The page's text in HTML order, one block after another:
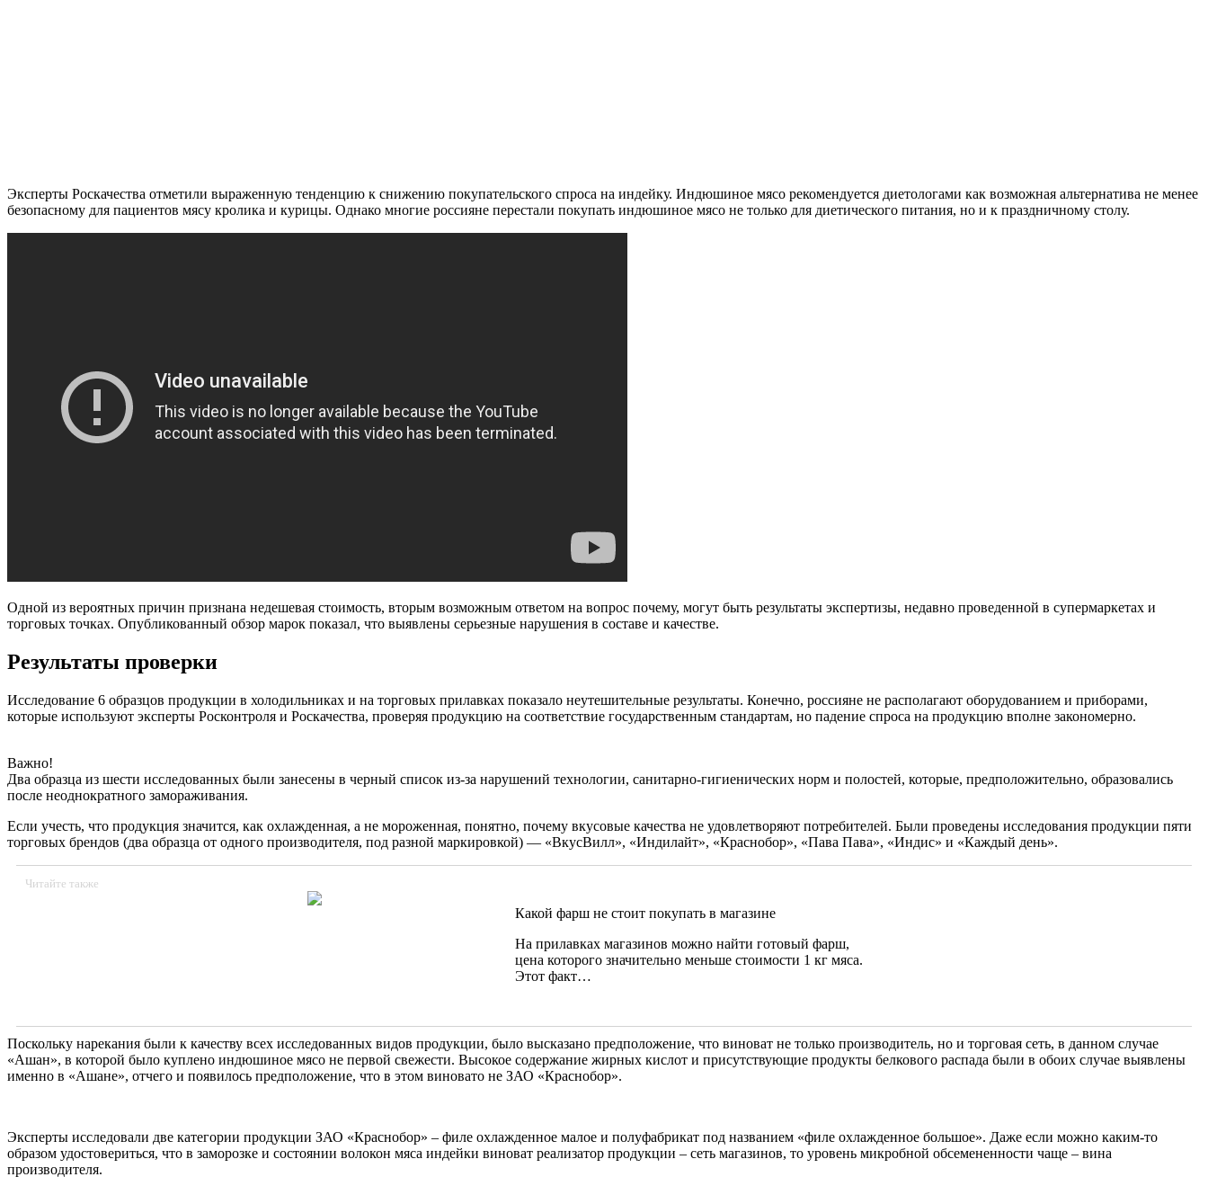
Эксперты Роскачества отметили выраженную тенденцию к снижению покупательского спроса на индейку. Индюшиное мясо рекомендуется диетологами как возможная альтернатива не менее
безопасному для пациентов мясу кролика и курицы. Однако многие россияне перестали покупать индюшиное мясо не только для диетического питания, но и к праздничному столу.
Одной из вероятных причин признана недешевая стоимость, вторым возможным ответом на вопрос почему, могут быть результаты экспертизы, недавно проведенной в супермаркетах и
торговых точках. Опубликованный обзор марок показал, что выявлены серьезные нарушения в составе и качестве.
Результаты проверки
Исследование 6 образцов продукции в холодильниках и на торговых прилавках показало неутешительные результаты. Конечно, россияне не располагают оборудованием и приборами,
которые используют эксперты Росконтроля и Роскачества, проверяя продукцию на соответствие государственным стандартам, но падение спроса на продукцию вполне закономерно.
Важно!
Два образца из шести исследованных были занесены в черный список из-за нарушений технологии, санитарно-гигиенических норм и полостей, которые, предположительно, образовались
после неоднократного замораживания.
Если учесть, что продукция значится, как охлажденная, а не мороженная, понятно, почему вкусовые качества не удовлетворяют потребителей. Были проведены исследования продукции пяти
торговых брендов (два образца от одного производителя, под разной маркировкой) — «ВкусВилл», «Индилайт», «Краснобор», «Пава Пава», «Индис» и «Каждый день».
Читайте также
Какой фарш не стоит покупать в магазине
На прилавках магазинов можно найти готовый фарш,
цена которого значительно меньше стоимости 1 кг мяса.
Этот факт…
Поскольку нарекания были к качеству всех исследованных видов продукции, было высказано предположение, что виноват не только производитель, но и торговая сеть, в данном случае
«Ашан», в которой было куплено индюшиное мясо не первой свежести. Высокое содержание жирных кислот и присутствующие продукты белкового распада были в обоих случае выявлены
именно в «Ашане», отчего и появилось предположение, что в этом виновато не ЗАО «Краснобор».
Эксперты исследовали две категории продукции ЗАО «Краснобор» – филе охлажденное малое и полуфабрикат под названием «филе охлажденное большое». Даже если можно каким-то
образом удостовериться, что в заморозке и состоянии волокон мяса индейки виноват реализатор продукции – сеть магазинов, то уровень микробной обсемененности чаще – вина
производителя.